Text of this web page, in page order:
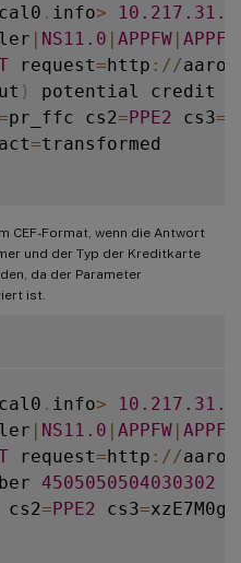
. info> 10.217 .31
| NS11 .0 | APPFW |
request=http : / /aaron
)
potential credit
pr_ffc cs2=PPE2 cs3=
=transformed
CEF-Format, wenn die Antwort
und der Typ der Kreditkarte
da der Parameter
ist.
. info> 10.217 .31
| NS11 .0 | APPFW |
request=http : / /aaron
4505050504030302
=PPE2 cs3=